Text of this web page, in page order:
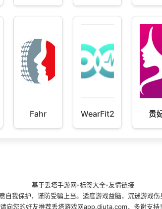
内测版 1.87.78
Fahr WearFit2.0 贵
基于丢塔手游网-标签大全-友情链接
自我保护，谨防受骗上当。适度游戏益脑，沉迷游戏伤
请向您的好友推荐丢塔游戏网app.diuta.com，多谢支持！